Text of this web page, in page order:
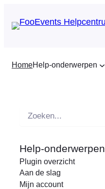
HomeHelp-onderwerpen
k
o
p
Help-onderwerpen
Plugin overzicht
Aan de slag
Mijn account